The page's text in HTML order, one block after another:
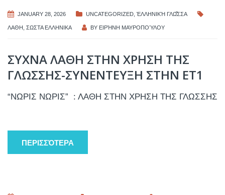
JANUARY 28, 2026 UNCATEGORIZED ἙΛΛΗΝΙΚΉ ΓΛΩ͂ΣΣΑ
ΛΑΘΗ ΣΩΣΤΑ ΕΛΛΗΝΙΚΑ BY ΕΙΡΉΝΗ ΜΑΥΡΟΠΟΎΛΟΥ
ΣΥΧΝΑ ΛΑΘΗ ΣΤΗΝ ΧΡΗΣΗ ΤΗΣ
ΓΛΩΣΣΗΣ-ΣΥΝΕΝΤΕΥΞΗ ΣΤΗΝ ΕΤ1
“ΝΩΡΙΣ ΝΩΡΙΣ” : ΛΑΘΗ ΣΤΗΝ ΧΡΗΣΗ ΤΗΣ ΓΛΩΣΣΗΣ
ΠΕΡΙΣΣΌΤΕΡΑ